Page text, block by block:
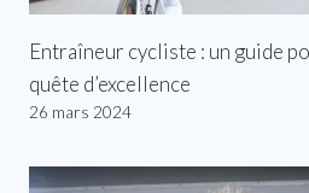
Entraîneur cycliste : un guide
quête d’excellence
26 mars 2024